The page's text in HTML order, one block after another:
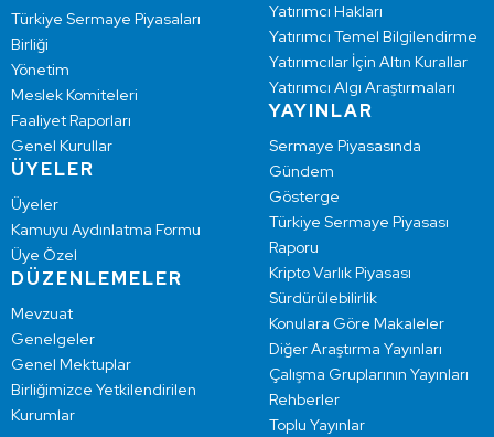
Türkiye Sermaye Piyasaları
Birliği
Yönetim
Meslek Komiteleri
Faaliyet Raporları
Genel Kurullar
ÜYELER
Üyeler
Kamuyu Aydınlatma Formu
Üye Özel
DÜZENLEMELER
Mevzuat
Genelgeler
Genel Mektuplar
Birliğimizce Yetkilendirilen
Kurumlar
Yatırımcı Hakları
Yatırımcı Temel Bilgilendirme
Yatırımcılar İçin Altın Kurallar
Yatırımcı Algı Araştırmaları
YAYINLAR
Sermaye Piyasasında
Gündem
Gösterge
Türkiye Sermaye Piyasası
Raporu
Kripto Varlık Piyasası
Sürdürülebilirlik
Konulara Göre Makaleler
Diğer Araştırma Yayınları
Çalışma Gruplarının Yayınları
Rehberler
Toplu Yayınlar